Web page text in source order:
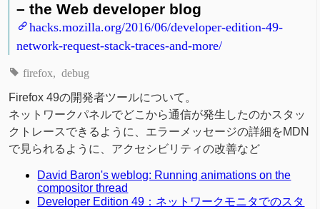
– the Web developer blog
hacks.mozilla.org/2016/06/developer-edition-49-
network-request-stack-traces-and-more/
firefox debug
Firefox 49の開発者ツールについて。
ネットワークパネルでどこから通信が発生したのかスタッ
クトレースできるように、エラーメッセージの詳細をMDN
で見られるように、アクセシビリティの改善など
David Baron's weblog: Running animations on the
compositor thread
Developer Edition 49：ネットワークモニタでのスタ